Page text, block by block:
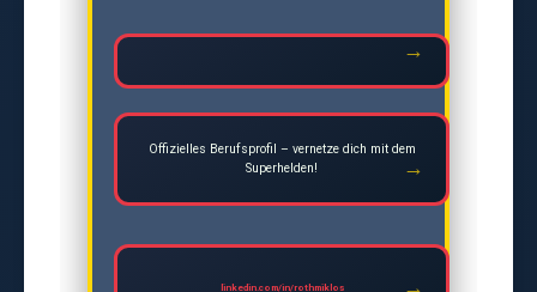
Offizielles Berufsprofil – vernetze dich mit dem
Superhelden!
linkedin.com/in/rothmiklos